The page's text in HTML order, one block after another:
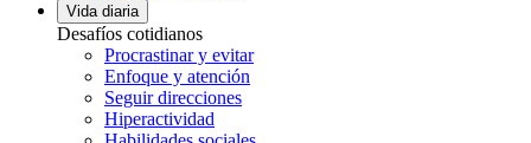
Vida diaria
Desafíos cotidianos
Procrastinar y evitar
Enfoque y atención
Seguir direcciones
Hiperactividad